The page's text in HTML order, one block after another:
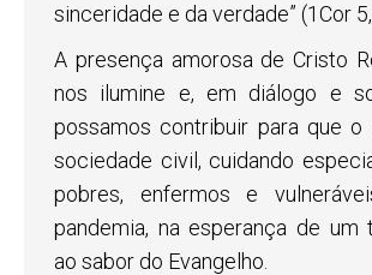
sinceridade e da verdade” (1Cor
A presença amorosa de Cristo
nos ilumine e, em diálogo e
possamos contribuir para que o
sociedade civil, cuidando
pobres, enfermos e
pandemia, na esperança de um
ao sabor do Evangelho.